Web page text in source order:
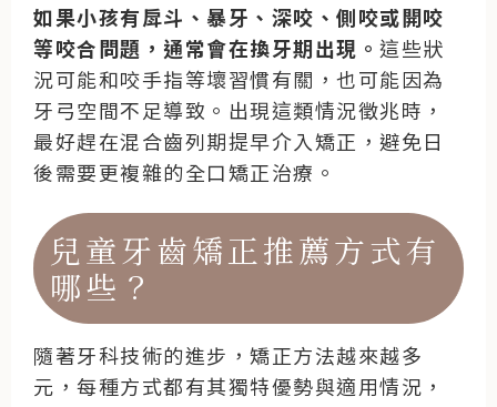
如果小孩有戽斗、暴牙、深咬、側咬或開咬
等咬合問題，通常會在換牙期出現。 這些狀
況可能和咬手指等壞習慣有關，也可能因為
牙弓空間不足導致。出現這類情況徵兆時，
最好趕在混合齒列期提早介入矯正，避免日
後需要更複雜的全口矯正治療。
兒童牙齒矯正推薦方式有
哪些？
隨著牙科技術的進步，矯正方法越來越多
元，每種方式都有其獨特優勢與適用情況，